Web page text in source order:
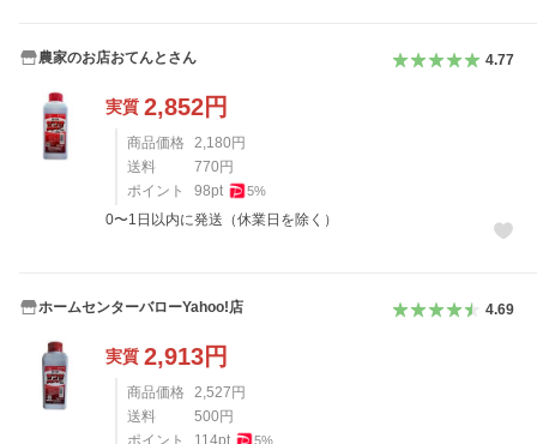
農家のお店おてんとさん 4.77
実質 2,852円
商品価格 2,180 円
送料
770 円
ポイント
98pt 5%
0〜1日以内に発送（休業日を除く）
ホームセンターバローYahoo!店 4.69
実質 2,913円
商品価格 2,527 円
送料
500 円
ポイント
114pt 5%